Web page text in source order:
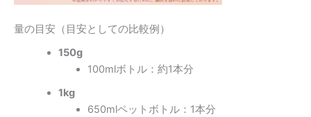
量の目安（目安としての比較例）
150g
100mlボトル：約1本分
1kg
650mlペットボトル：1本分